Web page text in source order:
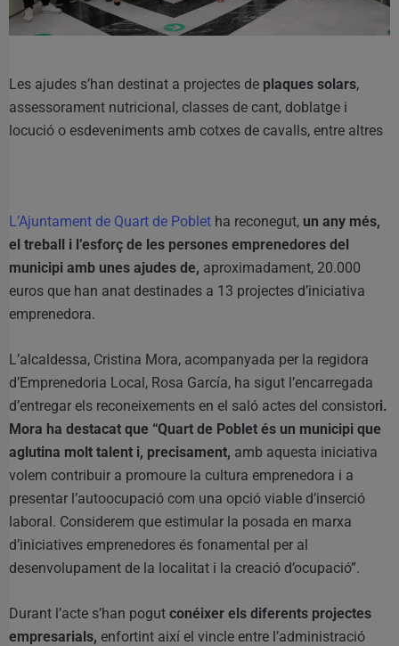
Les ajudes s’han destinat a projectes de plaques solars,
assessorament nutricional, classes de cant, doblatge i
locució o esdeveniments amb cotxes de cavalls, entre altres
L’Ajuntament de Quart de Poblet ha reconegut, un any més,
el treball i l’esforç de les persones emprenedores del
municipi amb unes ajudes de, aproximadament, 20.000
euros que han anat destinades a 13 projectes d’iniciativa
emprenedora.
L’alcaldessa, Cristina Mora, acompanyada per la regidora
d’Emprenedoria Local, Rosa García, ha sigut l’encarregada
d’entregar els reconeixements en el saló actes del consistori.
Mora ha destacat que “Quart de Poblet és un municipi que
aglutina molt talent i, precisament, amb aquesta iniciativa
volem contribuir a promoure la cultura emprenedora i a
presentar l’autoocupació com una opció viable d’inserció
laboral. Considerem que estimular la posada en marxa
d’iniciatives emprenedores és fonamental per al
desenvolupament de la localitat i la creació d’ocupació”.
Durant l’acte s’han pogut conéixer els diferents projectes
empresarials, enfortint així el vincle entre l’administració